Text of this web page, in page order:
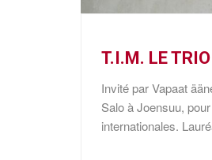
T.I.M. LE
Invité par Vapaat
Salo à Joensuu,
internationales.